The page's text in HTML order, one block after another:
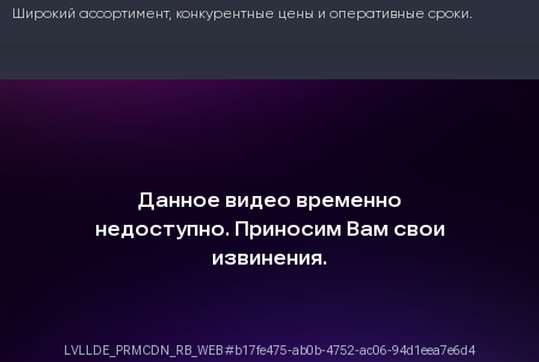
Широкий ассортимент, конкурентные цены и оперативные сроки.